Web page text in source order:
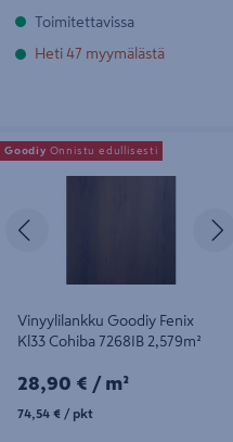
Toimitettavissa
Heti 47 myymälästä
Vinyylilankku Goodiy Fenix Kl33
Cohiba 7268IB 2,579m²
Vinyylilankku Goodiy Fenix
Kl33 Cohiba 7268IB 2,579m²
28,90€/m²
28,90 € / m²
74,54€/pkt
74,54 € / pkt
Goodiy Onnistu edullisesti